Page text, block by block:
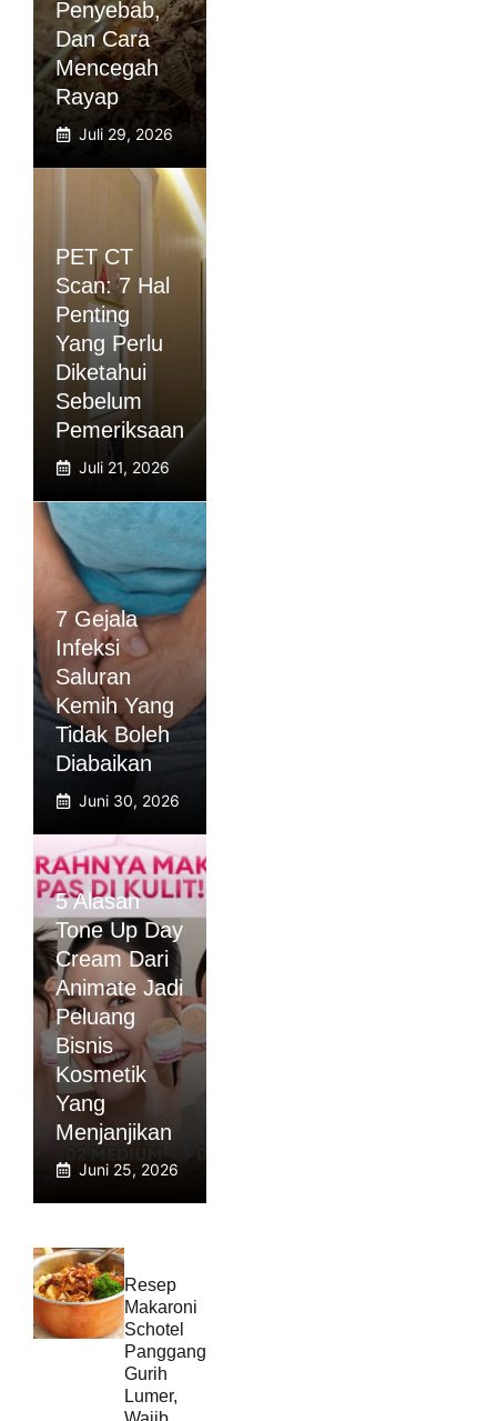
Penyebab,
Dan Cara
Mencegah
Rayap
Juli 29, 2026
PET CT
Scan: 7 Hal
Penting
Yang Perlu
Diketahui
Sebelum
Pemeriksaan
Juli 21, 2026
7 Gejala
Infeksi
Saluran
Kemih Yang
Tidak Boleh
Diabaikan
Juni 30, 2026
5 Alasan
Tone Up Day
Cream Dari
Animate Jadi
Peluang
Bisnis
Kosmetik
Yang
Menjanjikan
Juni 25, 2026
Resep
Makaroni
Schotel
Panggang
Gurih
Lumer,